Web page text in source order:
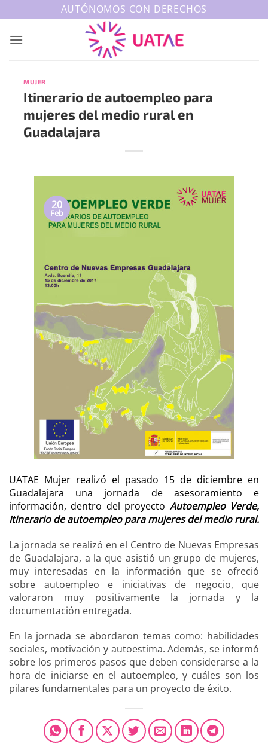
al
AUTÓNOMOS CON DERECHOS
MUJER
Itinerario de autoempleo para
mujeres del medio rural en
Guadalajara
20
Feb
UATAE Mujer realizó el pasado 15 de diciembre en
Guadalajara una jornada de asesoramiento e
información, dentro del proyecto Autoempleo Verde,
Itinerario de autoempleo para mujeres del medio rural.
La jornada se realizó en el Centro de Nuevas Empresas
de Guadalajara, a la que asistió un grupo de mujeres,
muy interesadas en la información que se ofreció
sobre autoempleo e iniciativas de negocio, que
valoraron muy positivamente la jornada y la
documentación entregada.
En la jornada se abordaron temas como: habilidades
sociales, motivación y autoestima. Además, se informó
sobre los primeros pasos que deben considerarse a la
hora de iniciarse en el autoempleo, y cuáles son los
pilares fundamentales para un proyecto de éxito.